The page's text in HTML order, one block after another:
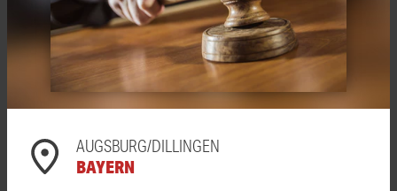
AUGSBURG/DILLINGEN
BAYERN